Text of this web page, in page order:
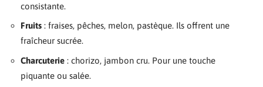
consistante.
Fruits : fraises, pêches, melon, pastèque. Ils offrent une
fraîcheur sucrée.
Charcuterie : chorizo, jambon cru. Pour une touche
piquante ou salée.